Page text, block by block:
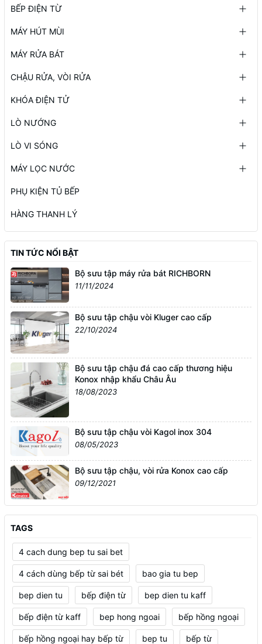
BẾP ĐIỆN TỪ
MÁY HÚT MÙI
MÁY RỬA BÁT
CHẬU RỬA, VÒI RỬA
KHÓA ĐIỆN TỬ
LÒ NƯỚNG
LÒ VI SÓNG
MÁY LỌC NƯỚC
PHỤ KIỆN TỦ BẾP
HÀNG THANH LÝ
TIN TỨC NỔI BẬT
Bộ sưu tập máy rửa bát RICHBORN
11/11/2024
Bộ sưu tập chậu vòi Kluger cao cấp
22/10/2024
Bộ sưu tập chậu đá cao cấp thương hiệu
Konox nhập khẩu Châu Âu
18/08/2023
Bộ sưu tập chậu vòi Kagol inox 304
08/05/2023
Bộ sưu tập chậu, vòi rửa Konox cao cấp
09/12/2021
TAGS
4 cach dung bep tu sai bet
4 cách dùng bếp từ sai bét bao gia tu bep
bep dien tu bếp điện từ bep dien tu kaff
bếp điện từ kaff bep hong ngoai bếp hồng ngoại
bếp hồng ngoại hay bếp từ bep tu bếp từ